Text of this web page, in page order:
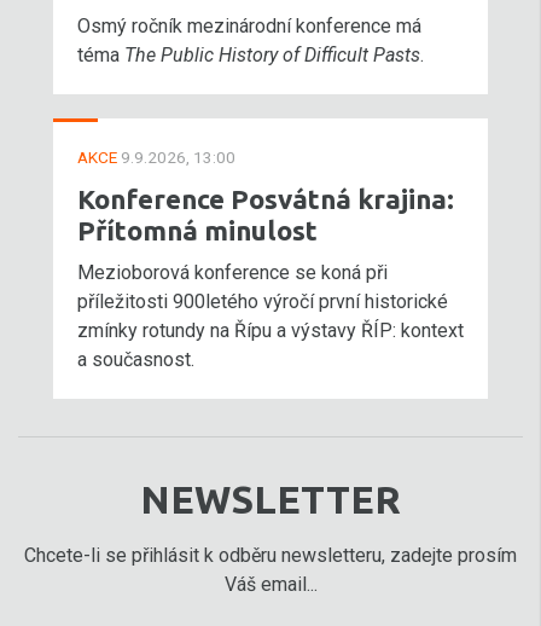
Osmý ročník mezinárodní konference má
téma The Public History of Difficult Pasts.
AKCE 9.9.2026, 13:00
Konference Posvátná krajina:
Přítomná minulost
Mezioborová konference se koná při
příležitosti 900letého výročí první historické
zmínky rotundy na Řípu a výstavy ŘÍP: kontext
a současnost.
NEWSLETTER
Chcete-li se přihlásit k odběru newsletteru, zadejte prosím
Váš email...